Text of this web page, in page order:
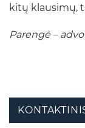
kitų klausimų,
Parengė –